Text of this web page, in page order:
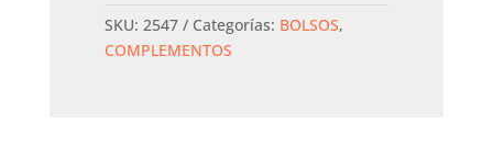
cantidad
SKU: 2547 Categorías: BOLSOS,
COMPLEMENTOS